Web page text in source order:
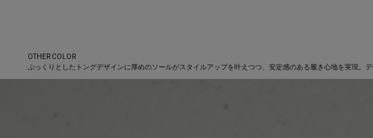
OTHER COLOR
ぷっくりとしたトングデザインに厚めのソールがスタイルアップを叶えつつ、安定感のある履き心地を実現。